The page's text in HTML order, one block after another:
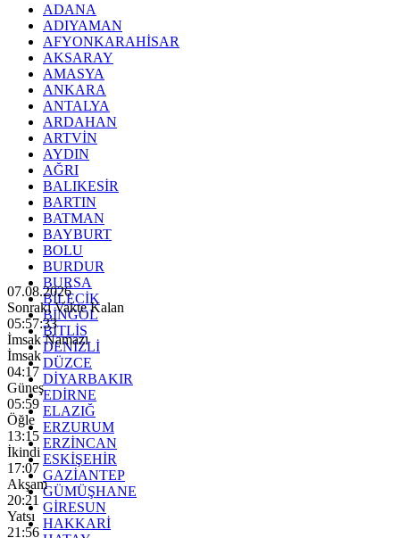
ADANA
ADIYAMAN
AFYONKARAHİSAR
AKSARAY
AMASYA
ANKARA
ANTALYA
ARDAHAN
ARTVİN
AYDIN
AĞRI
BALIKESİR
BARTIN
BATMAN
BAYBURT
BOLU
BURDUR
BURSA
BİLECİK
BİNGÖL
BİTLİS
DENİZLİ
DÜZCE
DİYARBAKIR
EDİRNE
ELAZIĞ
ERZURUM
ERZİNCAN
ESKİŞEHİR
GAZİANTEP
GÜMÜŞHANE
GİRESUN
HAKKARİ
07.08.2026
Sonraki Vakte Kalan
05:57:32
İmsak Namazı
İmsak
04:17
Güneş
05:59
Öğle
13:15
İkindi
17:07
Akşam
20:21
Yatsı
21:56